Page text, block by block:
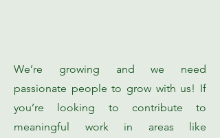
We’re growing and we need
passionate people to grow with us! If
you’re looking to contribute to
meaningful work in areas like